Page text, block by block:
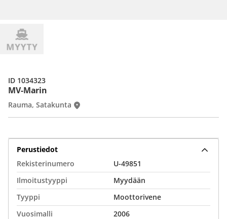
MV-Marin
Rauma, Satakunta
ID 1034323
Perustiedot
Rekisterinumero
U-49851
Ilmoitustyyppi
Myydään
Tyyppi
Moottorivene
Vuosimalli
2006